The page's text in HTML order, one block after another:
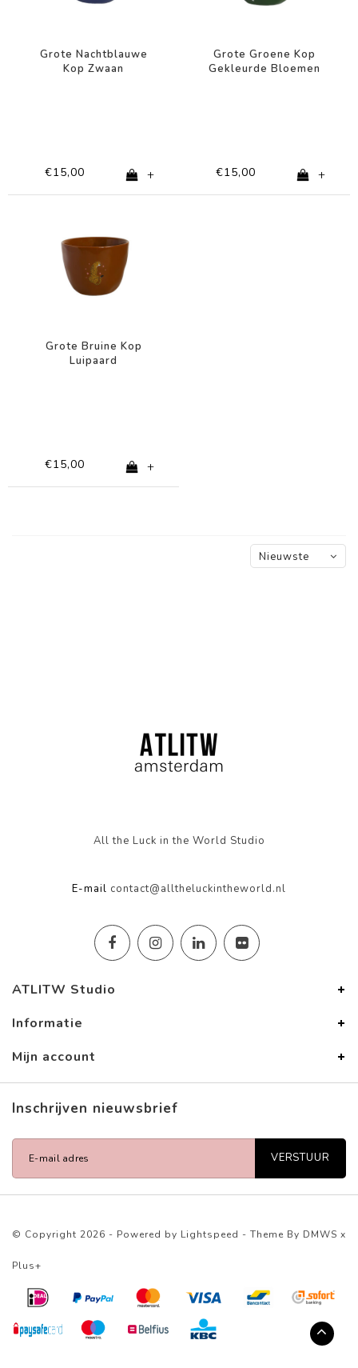
Grote Nachtblauwe
Kop Zwaan
€15,00 +
Grote Groene Kop
Gekleurde Bloemen
€15,00 +
Grote Bruine Kop
Luipaard
€15,00 +
Nieuwste
All the Luck in the World Studio
E-mail contact@alltheluckintheworld.nl
ATLITW Studio
Informatie
Mijn account
Inschrijven nieuwsbrief
VERSTUUR
© Copyright 2026 - Powered by Lightspeed - Theme By DMWS x
Plus+